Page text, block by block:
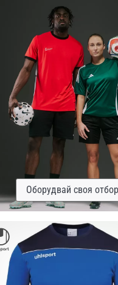
Оборудвай своя отбор